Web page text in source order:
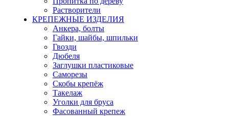
Растворители
КРЕПЕЖНЫЕ ИЗДЕЛИЯ
Анкера, болты
Гайки, шайбы, шпильки
Гвозди
Дюбеля
Заглушки пластиковые
Саморезы
Скобы крепёж
Такелаж
Уголки для бруса
Фасованный крепеж